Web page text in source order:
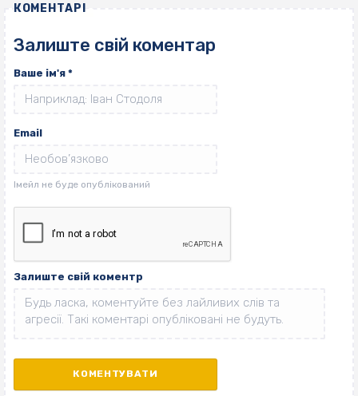
КОМЕНТАРІ
Залиште свій коментар
Ваше ім'я *
Email
Залиште свій коментр